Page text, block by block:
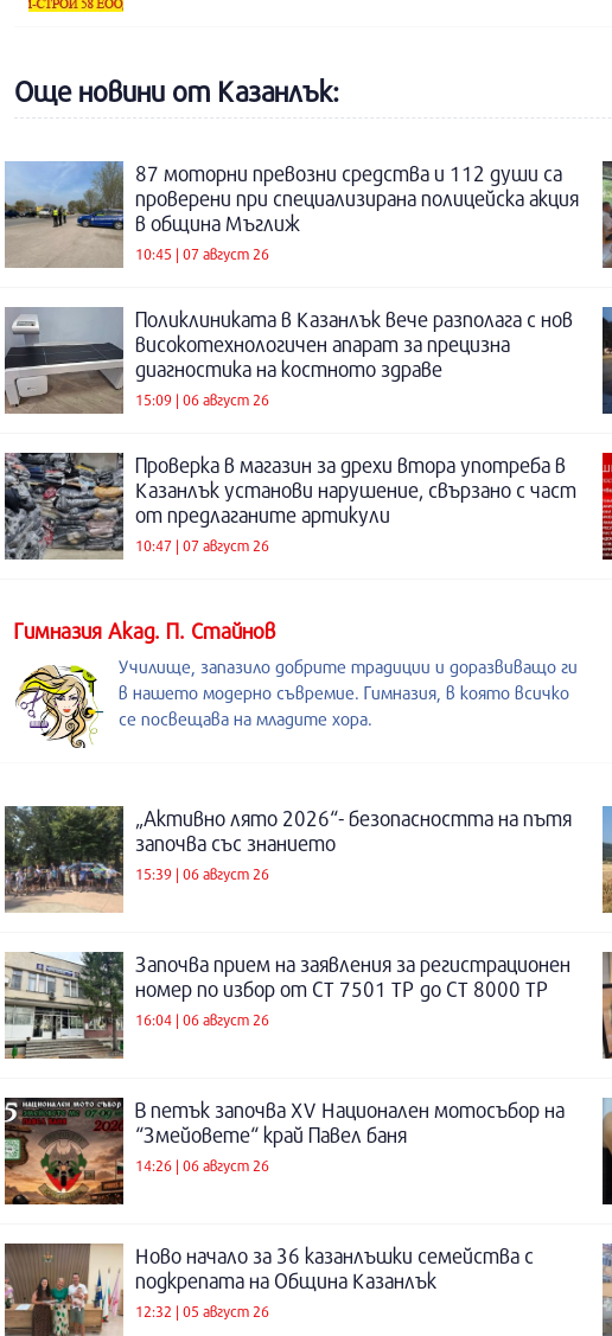
Още новини от Казанлък:
87 моторни превозни средства и 112 души са
проверени при специализирана полицейска акция
в община Мъглиж
10:45 | 07 август 26
Поликлиниката в Казанлък вече разполага с нов
високотехнологичен апарат за прецизна
диагностика на костното здраве
15:09 | 06 август 26
Проверка в магазин за дрехи втора употреба в
Казанлък установи нарушение, свързано с част
от предлаганите артикули
10:47 | 07 август 26
Гимназия Акад. П. Стайнов
Училище, запазило добрите традиции и доразвиващо ги
в нашето модерно съвремие. Гимназия, в която всичко
се посвещава на младите хора.
„Активно лято 2026“- безопасността на пътя
започва със знанието
15:39 | 06 август 26
Започва прием на заявления за регистрационен
номер по избор от СТ 7501 ТР до СТ 8000 ТР
16:04 | 06 август 26
В петък започва XV Национален мотосъбор на
“Змейовете“ край Павел баня
14:26 | 06 август 26
Ново начало за 36 казанлъшки семейства с
подкрепата на Община Казанлък
12:32 | 05 август 26